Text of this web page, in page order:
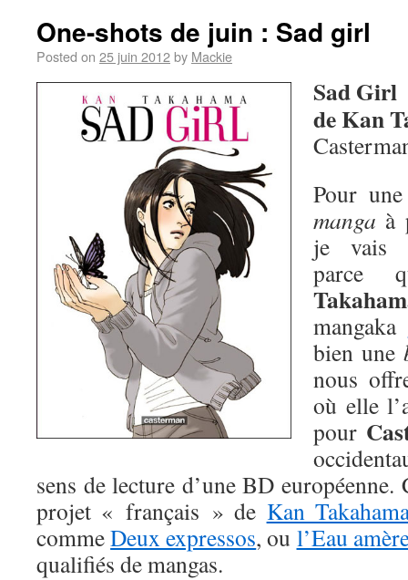
One-shots de juin : Sad girl
Posted on 25 juin 2012by Mackie
Sad Girl
de Kan
Pour
manga à
je vais
mangaka
bien une
nous
où elle
pour
sens de lecture d’une BD européenne.
projet « français » de Kan
commeDeux expressos, ou l’Eau
qualifiés de mangas.